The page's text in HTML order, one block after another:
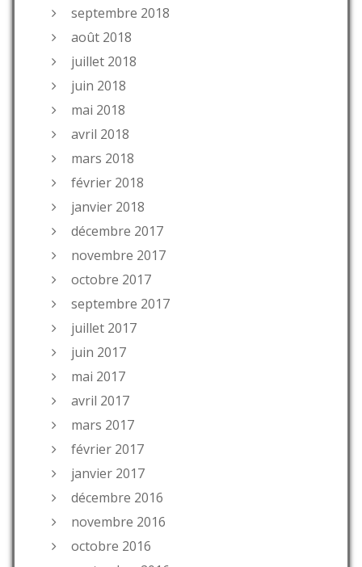
septembre 2018
août 2018
juillet 2018
juin 2018
mai 2018
avril 2018
mars 2018
février 2018
janvier 2018
décembre 2017
novembre 2017
octobre 2017
septembre 2017
juillet 2017
juin 2017
mai 2017
avril 2017
mars 2017
février 2017
janvier 2017
décembre 2016
novembre 2016
octobre 2016